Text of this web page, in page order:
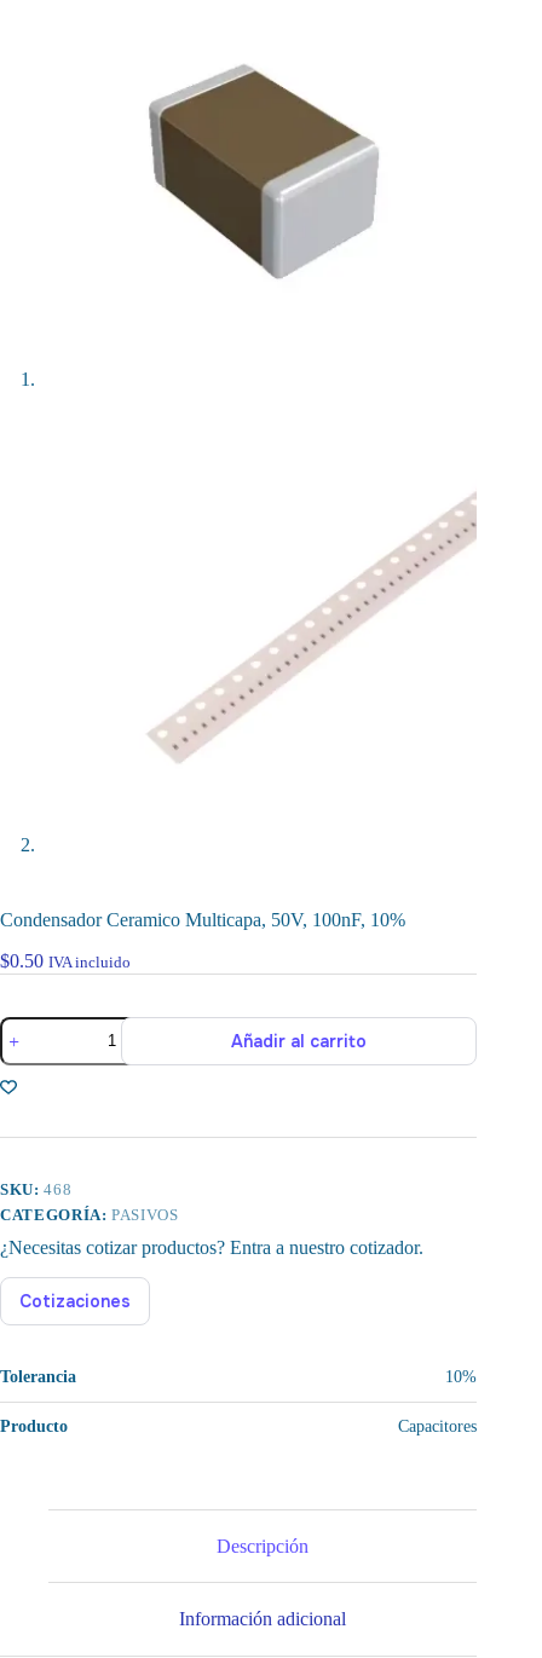
Condensador Ceramico Multicapa, 50V, 100nF, 10%
$0.50 IVA incluido
Condensador
Ceramico
Multicapa,
50V,
Añadir al carrito
SKU:468
CATEGORÍA:PASIVOS
¿Necesitas cotizar productos? Entra a nuestro cotizador.
Cotizaciones
Tolerancia 10%
Producto Capacitores
Descripción
Información adicional